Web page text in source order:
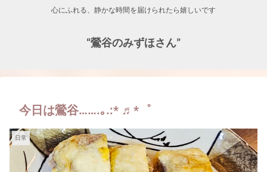
心にふれる、静かな時間を届けられたら嬉しいです
“鶯谷のみずほさん”
今日は鶯谷…….｡.:* ♬*゜
日常